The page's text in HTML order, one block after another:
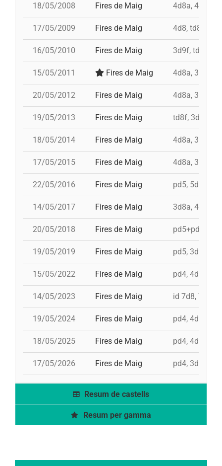
18/05/2008 Fires de Maig 4d8a, 4d9fc,
17/05/2009 Fires de Maig 4d8, td8f,
16/05/2010 Fires de Maig 3d9f, td8f,
15/05/2011 Fires de Maig 4d8a, 3d9f,
20/05/2012 Fires de Maig 4d8a, 3d9f,
19/05/2013 Fires de Maig td8f, 3d9f,
18/05/2014 Fires de Maig 4d8a, 3d9f,
17/05/2015 Fires de Maig 4d8a, 3d9f,
22/05/2016 Fires de Maig pd5, 5d8,
14/05/2017 Fires de Maig 3d8a, 4d9f,
20/05/2018 Fires de Maig pd5+pd5c,
19/05/2019 Fires de Maig pd5, 3d9f, id
15/05/2022 Fires de Maig pd4, 4d8a,
14/05/2023 Fires de Maig id 7d8, 7d8,
19/05/2024 Fires de Maig pd4, 4d9f, id
18/05/2025 Fires de Maig pd4, 4d9fc,
17/05/2026 Fires de Maig pd4, 3d9f,
Resum de castells
Resum per gamma